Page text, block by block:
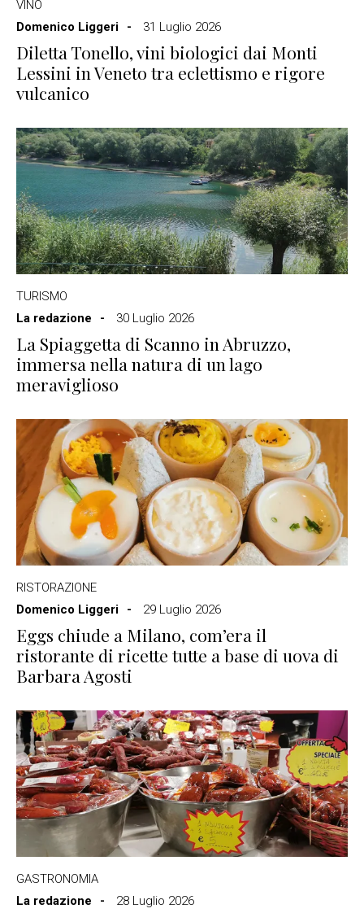
VINO
Domenico Liggeri
31 Luglio 2026
Diletta Tonello, vini biologici dai Monti
Lessini in Veneto tra eclettismo e rigore
vulcanico
TURISMO
La redazione
30 Luglio 2026
La Spiaggetta di Scanno in Abruzzo,
immersa nella natura di un lago
meraviglioso
RISTORAZIONE
Domenico Liggeri
29 Luglio 2026
Eggs chiude a Milano, com’era il
ristorante di ricette tutte a base di uova di
Barbara Agosti
GASTRONOMIA
La redazione
28 Luglio 2026